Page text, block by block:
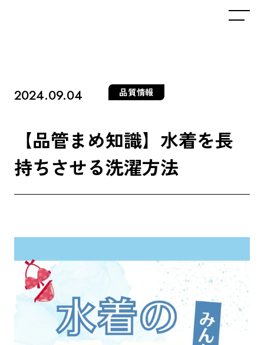
2024.09.04 品質情報
【品管まめ知識】 水着を長
持ちさせる洗濯方法